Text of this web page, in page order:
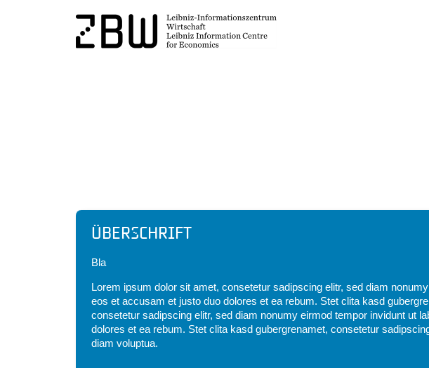
Überschrift
Bla
Lorem ipsum dolor sit amet, consetetur sadipscing elitr, sed diam
eos et accusam et justo duo dolores et ea rebum. Stet clita kasd
consetetur sadipscing elitr, sed diam nonumy eirmod tempor invidunt ut
dolores et ea rebum. Stet clita kasd gubergrenamet, consetetur
diam voluptua.